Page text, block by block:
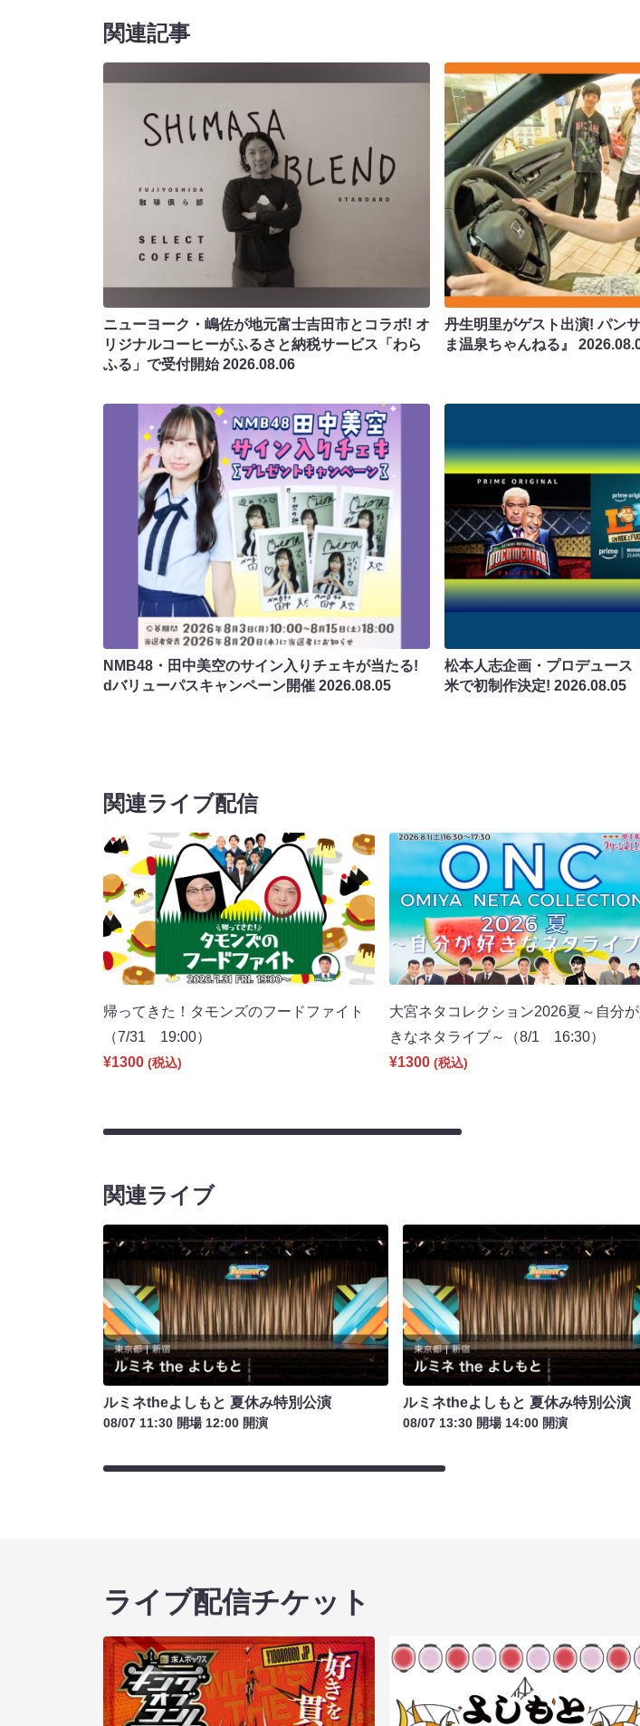
関連記事
ニューヨーク・嶋佐が地元富士吉田市とコラボ! オ
リジナルコーヒーがふるさと納税サービス「わら
ふる」で受付開始2026.08.06
丹生明里がゲスト出演! パン
ま温泉ちゃんねる』
NMB48・田中美空のサイン入りチェキが当たる!
dバリューパスキャンペーン開催 2026.08.05
松本人志企画・プロデュース
米で初制作決定!2026.08.05
関連ライブ配信
帰ってきた！タモンズのフードファイト
（7/31 19:00）
¥1300 (税込)
大宮ネタコレクション2026夏～自分
きなネタライブ～（8/1 16:30）
¥1300 (税込)
関連ライブ
ルミネtheよしもと 夏休み特別公演
08/07 11:30 開場 12:00 開演
ルミネtheよしもと 夏休み特別公演
08/07 13:30 開場 14:00 開演
ライブ配信チケット